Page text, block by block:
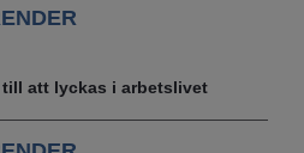
att lyckas i arbetslivet